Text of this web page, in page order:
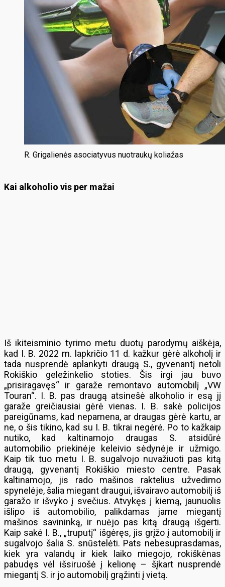
R. Grigalienės asociatyvus nuotraukų koliažas
Kai alkoholio vis per mažai
Iš ikiteisminio tyrimo metu duotų parodymų aiškėja,
kad I. B. 2022 m. lapkričio 11 d. kažkur gėrė alkoholį ir
tada nusprendė aplankyti draugą S., gyvenantį netoli
Rokiškio geležinkelio stoties. Šis irgi jau buvo
„prisiragavęs“ ir garaže remontavo automobilį „VW
Touran“. I. B. pas draugą atsinešė alkoholio ir esą jį
garaže greičiausiai gėrė vienas. I. B. sakė policijos
pareigūnams, kad nepamena, ar draugas gėrė kartu, ar
ne, o šis tikino, kad su I. B. tikrai negėrė. Po to kažkaip
nutiko, kad kaltinamojo draugas S. atsidūrė
automobilio priekinėje keleivio sėdynėje ir užmigo.
Kaip tik tuo metu I. B. sugalvojo nuvažiuoti pas kitą
draugą, gyvenantį Rokiškio miesto centre. Pasak
kaltinamojo, jis rado mašinos raktelius užvedimo
spynelėje, šalia miegant draugui, išvairavo automobilį iš
garažo ir išvyko į svečius. Atvykęs į kiemą, jaunuolis
išlipo iš automobilio, palikdamas jame miegantį
mašinos savininką, ir nuėjo pas kitą draugą išgerti.
Kaip sakė I. B., „truputį“ išgėręs, jis grįžo į automobilį ir
sugalvojo šalia S. snūstelėti. Pats nebesuprasdamas,
kiek yra valandų ir kiek laiko miegojo, rokiškėnas
pabudęs vėl išsiruošė į kelionę – šįkart nusprendė
miegantį S. ir jo automobilį grąžinti į vietą.